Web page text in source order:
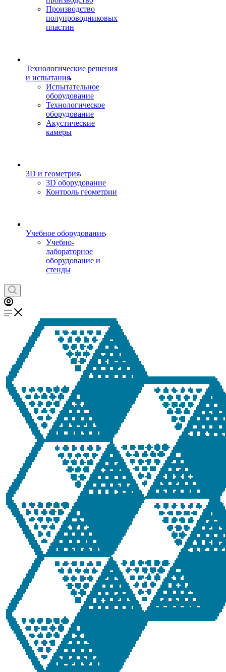
Производство
полупроводниковых
пластин
Технологические решения
и испытания
Испытательное
оборудование
Технологическое
оборудование
Акустические
камеры
3D и геометрия
3D оборудование
Контроль геометрии
Учебное оборудование
Учебно-
лабораторное
оборудование и
стенды